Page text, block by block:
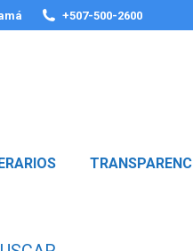
+507-500-2600